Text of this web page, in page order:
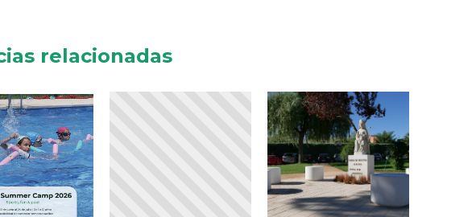
relacionadas